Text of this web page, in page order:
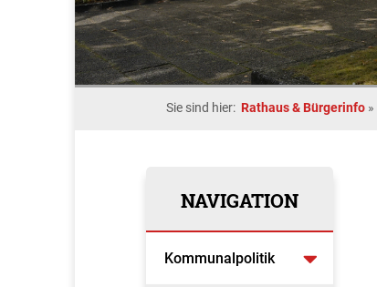
Sie sind hier: Rathaus & Bürgerinfo »
NAVIGATION
Kommunalpolitik